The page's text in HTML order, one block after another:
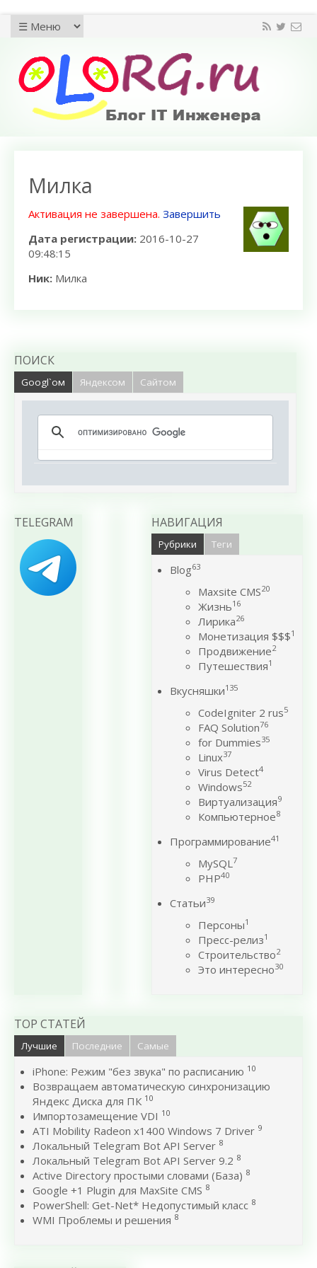
Милка
Активация не завершена. Завершить
Дата регистрации: 2016-10-27
09:48:15
Ник: Милка
ПОИСК
Googl`ом Яндексом Сайтом
TELEGRAM НАВИГАЦИЯ
Рубрики Теги
Blog63
Maxsite CMS20
Жизнь16
Лирика26
Монетизация $$$1
Продвижение2
Путешествия1
Вкусняшки135
CodeIgniter 2 rus5
FAQ Solution76
for Dummies35
Linux37
Virus Detect4
Windows52
Виртуализация9
Компьютерное8
Программирование41
MySQL7
PHP40
Статьи39
Персоны1
Пресс-релиз1
Строительство2
Это интересно30
TOP СТАТЕЙ
Лучшие Последние Самые
iPhone: Режим "без звука" по расписанию 10
Возвращаем автоматическую синхронизацию
Яндекс Диска для ПК 10
Импортозамещение VDI 10
ATI Mobility Radeon x1400 Windows 7 Driver 9
Локальный Telegram Bot API Server 8
Локальный Telegram Bot API Server 9.2 8
Active Directory простыми словами (База) 8
Google +1 Plugin для MaxSite CMS 8
PowerShell: Get-Net* Недопустимый класс 8
WMI Проблемы и решения 8